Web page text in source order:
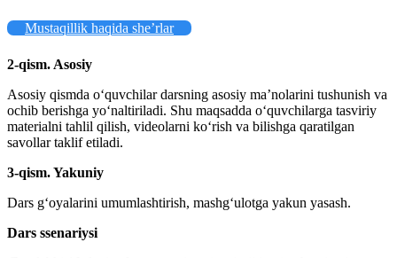
Mustaqillik haqida she’rlar
2-qism. Asosiy
Asosiy qismda o‘quvchilar darsning asosiy ma’nolarini tushunish va
ochib berishga yo‘naltiriladi. Shu maqsadda o‘quvchilarga tasviriy
materialni tahlil qilish, videolarni ko‘rish va bilishga qaratilgan
savollar taklif etiladi.
3-qism. Yakuniy
Dars g‘oyalarini umumlashtirish, mashg‘ulotga yakun yasash.
Dars ssenariysi